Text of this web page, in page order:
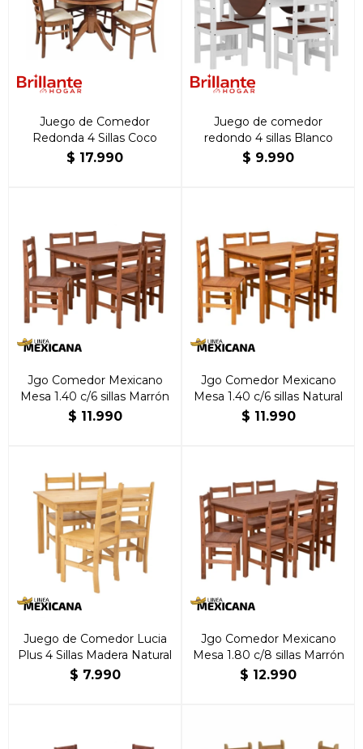
Juego de Comedor
Redonda 4 Sillas Coco
$ 17.990
Juego de comedor
redondo 4 sillas Blanco
$ 9.990
Jgo Comedor Mexicano
Mesa 1.40 c/6 sillas Marrón
$ 11.990
Jgo Comedor Mexicano
Mesa 1.40 c/6 sillas Natural
$ 11.990
Juego de Comedor Lucia
Plus 4 Sillas Madera Natural
$ 7.990
Jgo Comedor Mexicano
Mesa 1.80 c/8 sillas Marrón
$ 12.990